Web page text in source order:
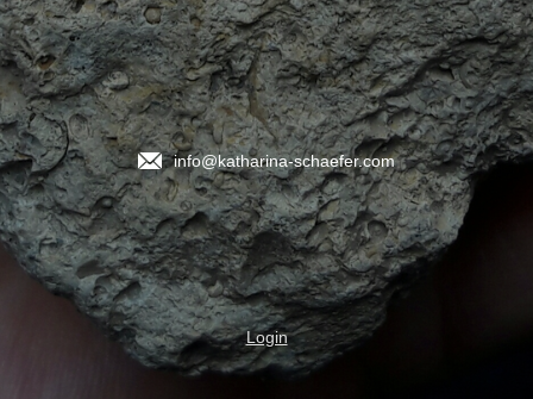
info@katharina-schaefer.com
Login